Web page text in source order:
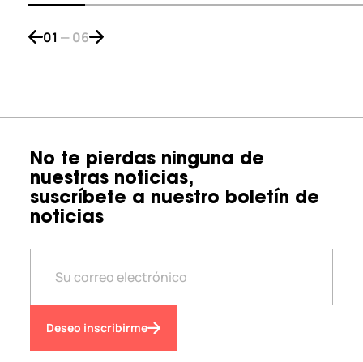
Bouton de navigation précédent
01 —06Bouton de navigation suivant
No te pierdas ninguna de
nuestras noticias,
suscríbete a nuestro boletín de
noticias
Deseo inscribirme